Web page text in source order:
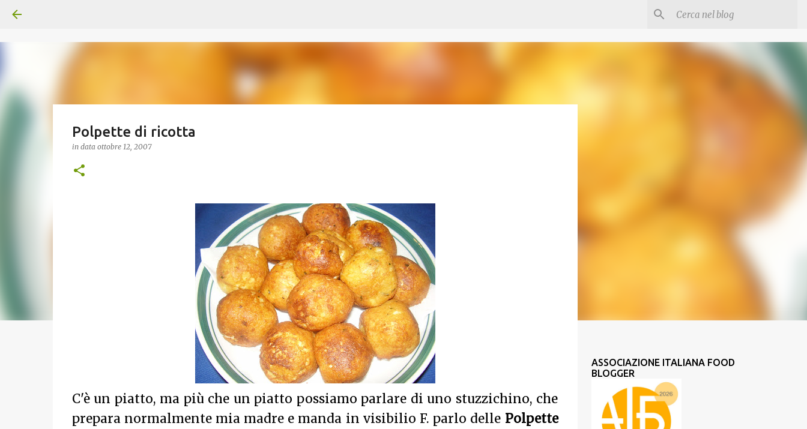
Polpette di ricotta
in data ottobre 12, 2007
C'è un piatto, ma più che un piatto possiamo parlare di uno stuzzichino, che
prepara normalmente mia madre e manda in visibilio F. parlo delle Polpette
ASSOCIAZIONE ITALIANA FOOD
BLOGGER